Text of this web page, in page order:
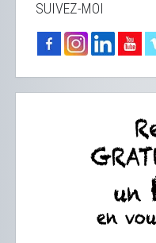
SUIVEZ-MOI